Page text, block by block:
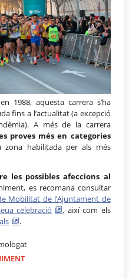
1988, aquesta carrera s’ha
fins a l’actualitat (a excepció
A més de la carrera
proves més en categories
habilitada per als més
les possibles afeccions al
es recomana consultar
Mobilitat de l’Ajuntament de
celebració
, així com els
.